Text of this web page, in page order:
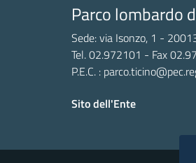
Parco lombardo
Sede: via Isonzo, 1 -
Tel. 02.972101 - Fax
P.E.C. :
Sito dell'Ente